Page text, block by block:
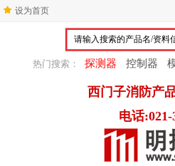
设为首页
热门搜索： 探测器 控制器
西门子消防产
电话:021-